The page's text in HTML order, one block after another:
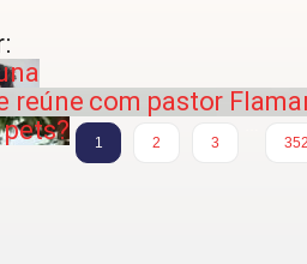
reúne com pastor
1 2 3
352